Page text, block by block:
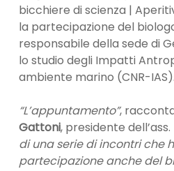
bicchiere di scienza |
la partecipazione del
responsabile della sede di
lo studio degli Impatti
ambiente marino (CNR-IAS).
“L’appuntamento”,
Gattoni, presidente
di una serie di incontri che
partecipazione anche del